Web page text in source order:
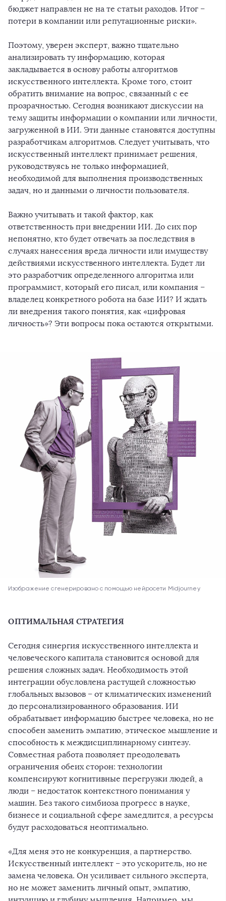
бюджет направлен не на те статьи раходов. Итог –
потери в компании или репутационные риски».
Поэтому, уверен эксперт, важно тщательно
анализировать ту информацию, которая
закладывается в основу работы алгоритмов
искусственного интеллекта. Кроме того, стоит
обратить внимание на вопрос, связанный с ее
прозрачностью. Сегодня возникают дискуссии на
тему защиты информации о компании или личности,
загруженной в ИИ. Эти данные становятся доступны
разработчикам алгоритмов. Следует учитывать, что
искусственный интеллект принимает решения,
руководствуясь не только информацией,
необходимой для выполнения производственных
задач, но и данными о личности пользователя.
Важно учитывать и такой фактор, как
ответственность при внедрении ИИ. До сих пор
непонятно, кто будет отвечать за последствия в
случаях нанесения вреда личности или имуществу
действиями искусственного интеллекта. Будет ли
это разработчик определенного алгоритма или
программист, который его писал, или компания –
владелец конкретного робота на базе ИИ? И ждать
ли внедрения такого понятия, как «цифровая
личность»? Эти вопросы пока остаются открытыми.
Изображение сгенерировано с помощью нейросети Midjourney
ОПТИМАЛЬНАЯ СТРАТЕГИЯ
Сегодня синергия искусственного интеллекта и
человеческого капитала становится основой для
решения сложных задач. Необходимость этой
интеграции обусловлена растущей сложностью
глобальных вызовов – от климатических изменений
до персонализированного образования. ИИ
обрабатывает информацию быстрее человека, но не
способен заменить эмпатию, этическое мышление и
способность к междисциплинарному синтезу.
Совместная работа позволяет преодолевать
ограничения обеих сторон: технологии
компенсируют когнитивные перегрузки людей, а
люди – недостаток контекстного понимания у
машин. Без такого симбиоза прогресс в науке,
бизнесе и социальной сфере замедлится, а ресурсы
будут расходоваться неоптимально.
«Для меня это не конкуренция, а партнерство.
Искусственный интеллект – это ускоритель, но не
замена человека. Он усиливает сильного эксперта,
но не может заменить личный опыт, эмпатию,